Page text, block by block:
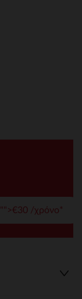
/χρόνο*